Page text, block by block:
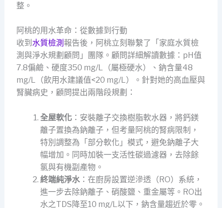
整。
阿桃的用水革命：從數據到行動
收到 水質檢測 報告後，阿桃立刻聯繫了「家庭水質檢
測與淨水規劃顧問」團隊。顧問詳細解讀數據：pH值
7.8偏鹼、硬度350 mg/L（屬極硬水）、鈉含量48
mg/L（飲用水建議值<20 mg/L）。針對她的高血壓與
腎臟病史，顧問提出兩階段規劃：
全屋軟化：安裝離子交換樹脂軟水器，將鈣鎂
離子置換為鈉離子，但考量阿桃的腎病限制，
特別調整為「部分軟化」模式，避免鈉離子大
幅增加。同時加裝一支活性碳過濾器，去除餘
氯與有機副產物。
終端純淨水：在廚房設置逆滲透（RO）系統，
進一步去除鈉離子、硝酸鹽、重金屬等。RO出
水之TDS降至10 mg/L以下，鈉含量趨近於零。